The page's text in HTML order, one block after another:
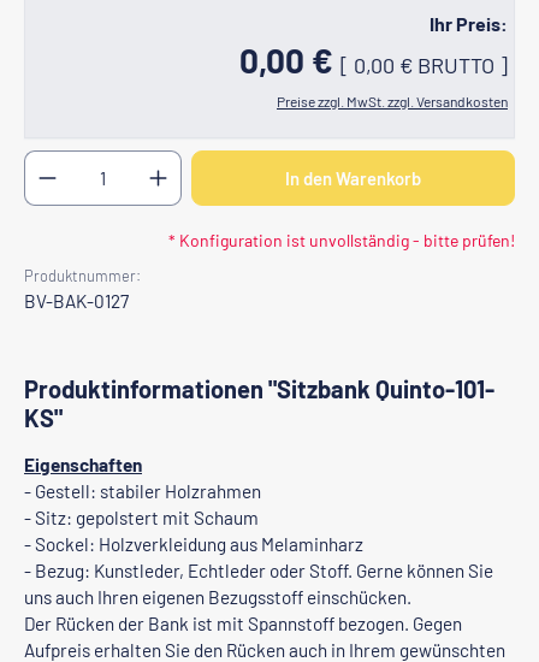
Ihr Preis:
0,00 € [ 0,00 € BRUTTO ]
Preise zzgl. MwSt. zzgl. Versandkosten
Produkt Anzahl: Gib den gewünschten Wert ein
In den Warenkorb
* Konfiguration ist unvollständig - bitte prüfen!
Produktnummer:
BV-BAK-0127
Produktinformationen "Sitzbank Quinto-101-
KS"
Eigenschaften
- Gestell: stabiler Holzrahmen
- Sitz: gepolstert mit Schaum
- Sockel: Holzverkleidung aus Melaminharz
- Bezug: Kunstleder, Echtleder oder Stoff. Gerne können Sie
uns auch Ihren eigenen Bezugsstoff einschücken.
Der Rücken der Bank ist mit Spannstoff bezogen. Gegen
Aufpreis erhalten Sie den Rücken auch in Ihrem gewünschten